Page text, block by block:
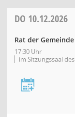
DO 10.12.2026
Rat der
17:30 Uhr
im Sitzungssaal